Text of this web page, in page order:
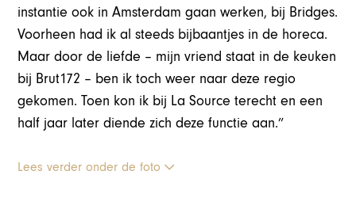
instantie ook in Amsterdam gaan werken, bij Bridges.
Voorheen had ik al steeds bijbaantjes in de horeca.
Maar door de liefde – mijn vriend staat in de keuken
bij Brut172 – ben ik toch weer naar deze regio
gekomen. Toen kon ik bij La Source terecht en een
half jaar later diende zich deze functie aan.”
Lees verder onder de foto